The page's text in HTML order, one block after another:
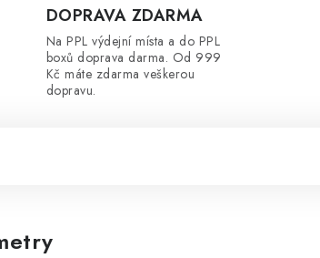
DOPRAVA ZDARMA
Na PPL výdejní místa a do PPL
boxů doprava darma. Od 999
Kč máte zdarma veškerou
dopravu.